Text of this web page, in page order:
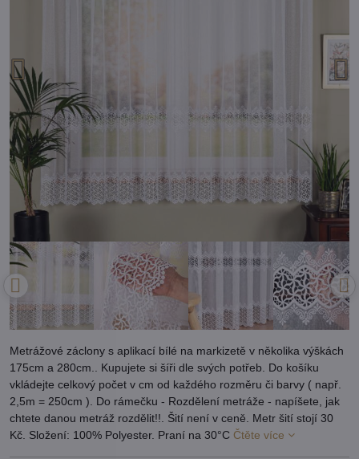
Metrážové záclony s aplikací bílé na markizetě v několika výškách
175cm a 280cm.. Kupujete si šíři dle svých potřeb. Do košíku
vkládejte celkový počet v cm od každého rozměru či barvy ( např.
2,5m = 250cm ). Do rámečku - Rozdělení metráže - napíšete, jak
chtete danou metráž rozdělit!!. Šití není v ceně. Metr šití stojí 30
Kč. Složení: 100% Polyester. Praní na 30°C Čtěte více